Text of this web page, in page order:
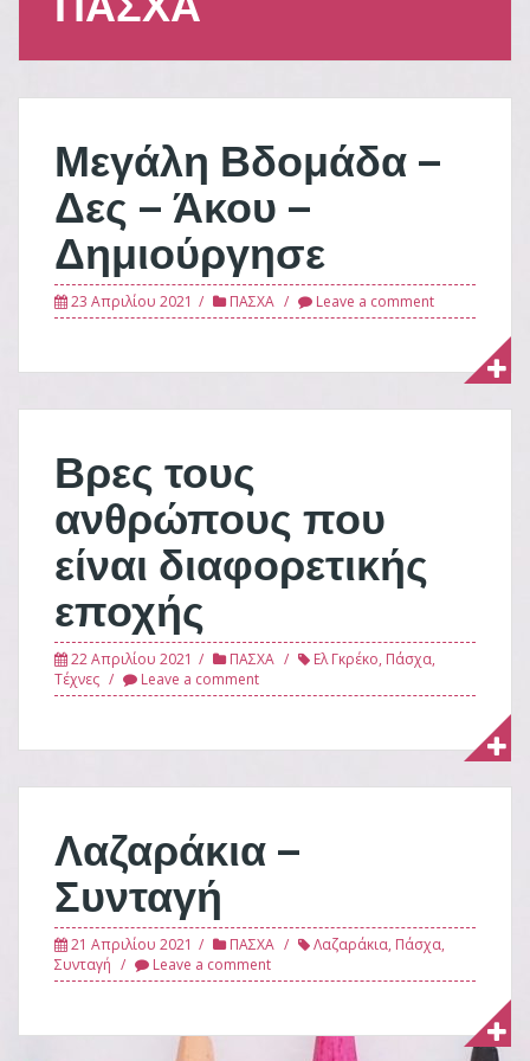
Μεγάλη Βδομάδα –
Δες – Άκου –
Δημιούργησε
23 Απριλίου 2021 ΠΑΣΧΑ Leave a comment
Βρες τους
ανθρώπους που
είναι διαφορετικής
εποχής
22 Απριλίου 2021 ΠΑΣΧΑ Ελ Γκρέκο, Πάσχα,
Τέχνες
Leave a comment
Λαζαράκια –
Συνταγή
21 Απριλίου 2021 ΠΑΣΧΑ Λαζαράκια, Πάσχα,
Συνταγή
Leave a comment